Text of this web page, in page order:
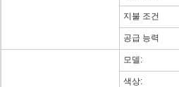
지불 조건
공급 능력
모델:
색상: